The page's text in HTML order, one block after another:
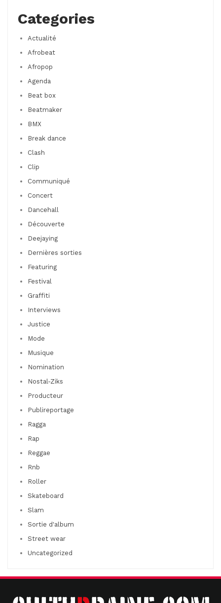
Categories
Actualité
Afrobeat
Afropop
Agenda
Beat box
Beatmaker
BMX
Break dance
Clash
Clip
Communiqué
Concert
Dancehall
Découverte
Deejaying
Dernières sorties
Featuring
Festival
Graffiti
Interviews
Justice
Mode
Musique
Nomination
Nostal-Ziks
Producteur
Publireportage
Ragga
Rap
Reggae
Rnb
Roller
Skateboard
Slam
Sortie d'album
Street wear
Uncategorized